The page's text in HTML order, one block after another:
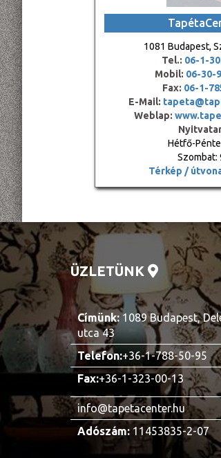
1081 Budapest,
Tel.: 06-1-
Mobil: 06-30-
Fax: 06-1-
E-Mail:
Weblap:
Hétfő-
Szombat:
Térkép /
ÜZLETÜNK
Címünk: 1089 Budapest,
utca 43
Telefon:+36-1-788-50-95
Fax:+36-1-323-00-13
info@tapetacenter.hu
Adószám: 11453835-2-07